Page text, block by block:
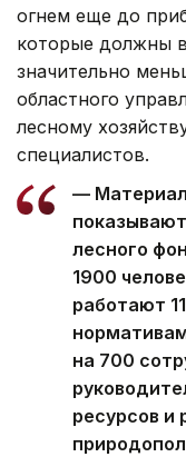
огнем еще до
которые должны
значительно
областного
лесному
специалистов.
—
лесного
1900
работают
на 700
ресурсов и